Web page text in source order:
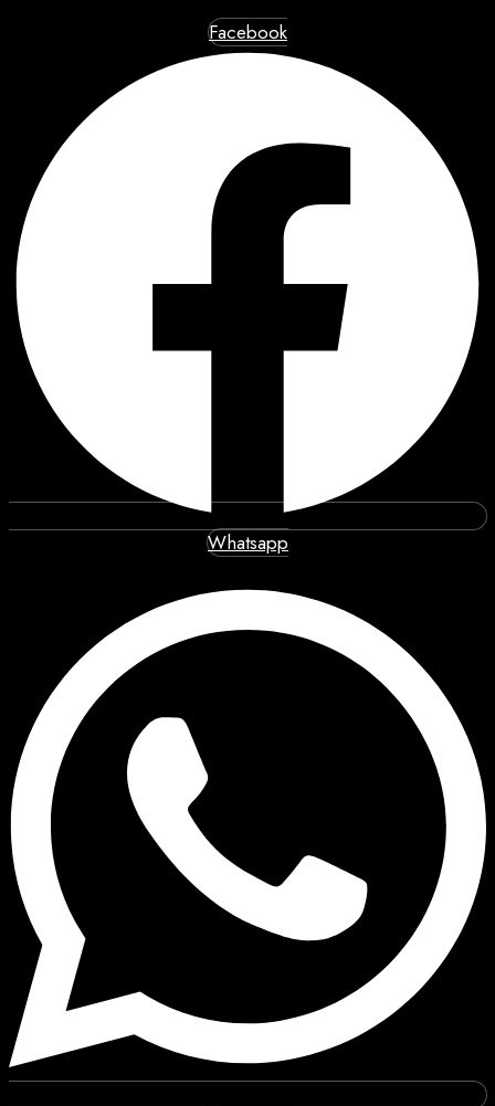
Facebook
Whatsapp